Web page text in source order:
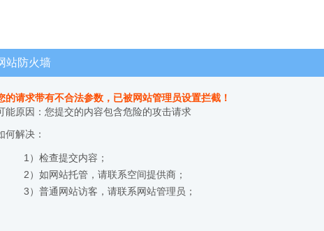
站防火墙
的请求带有不合法参数，已被网站管理员设置拦截！
能原因：您提交的内容包含危险的攻击请求
何解决：
1）检查提交内容；
2）如网站托管，请联系空间提供商；
3）普通网站访客，请联系网站管理员；